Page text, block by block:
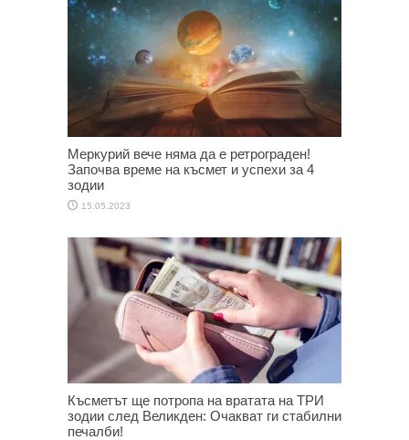
Меркурий вече няма да е ретрограден!
Започва време на късмет и успехи за 4
зодии
15.05.2023
Късметът ще потропа на вратата на ТРИ
зодии след Великден: Очакват ги стабилни
печалби!